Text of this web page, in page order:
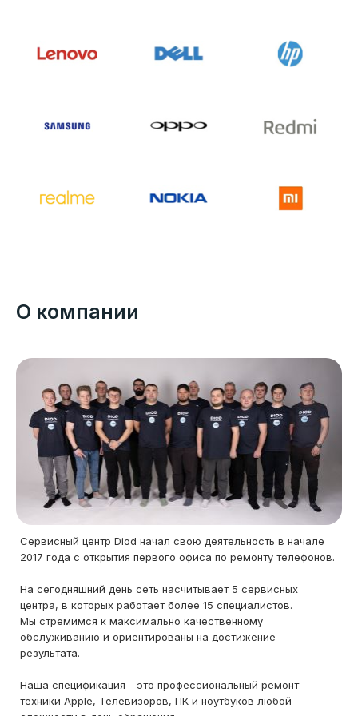
О компании
Сервисный центр Diod начал свою деятельность в начале
2017 года с открытия первого офиса по ремонту телефонов.
На сегодняшний день сеть насчитывает 5 сервисных
центра, в которых работает более 15 специалистов.
Мы стремимся к максимально качественному
обслуживанию и ориентированы на достижение
результата.
Наша спецификация - это профессиональный ремонт
техники Apple, Телевизоров, ПК и ноутбуков любой